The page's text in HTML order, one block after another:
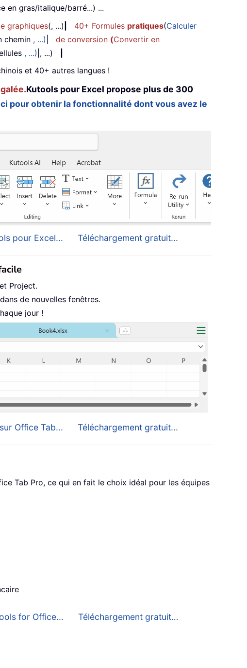
en gras/italique/barré...) ...
graphiques(, ...) 40+ Formules pratiques(Calculer
chemin , ...) de conversion (Convertir en
, ...) |, ...)
et 40+ autres langues !
Kutools pour Excel propose plus de 300
pour obtenir la fonctionnalité dont vous avez le
pour Excel... Téléchargement gratuit...
Project.
de nouvelles fenêtres.
jour !
Office Tab... Téléchargement gratuit...
Tab Pro, ce qui en fait le choix idéal pour les équipes
for Office... Téléchargement gratuit…